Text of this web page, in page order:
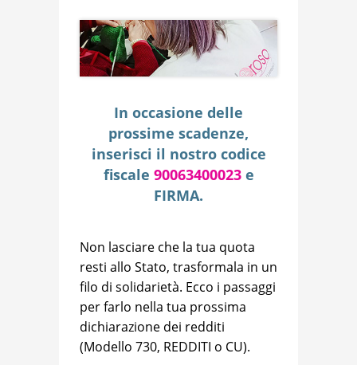
In occasione delle
prossime scadenze,
inserisci il nostro codice
fiscale 90063400023 e
FIRMA.
Non lasciare che la tua quota
resti allo Stato, trasformala in un
filo di solidarietà. Ecco i passaggi
per farlo nella tua prossima
dichiarazione dei redditi
(Modello 730, REDDITI o CU).